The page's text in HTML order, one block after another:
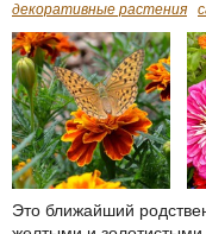
декоративные растения
Это ближайший